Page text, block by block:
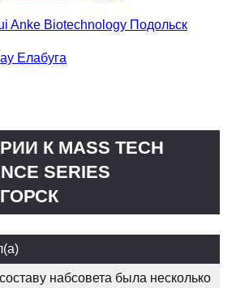
Anke Biotechnology Подольск
Елабуга
К MASS TECH
SERIES
набсовета была несколько